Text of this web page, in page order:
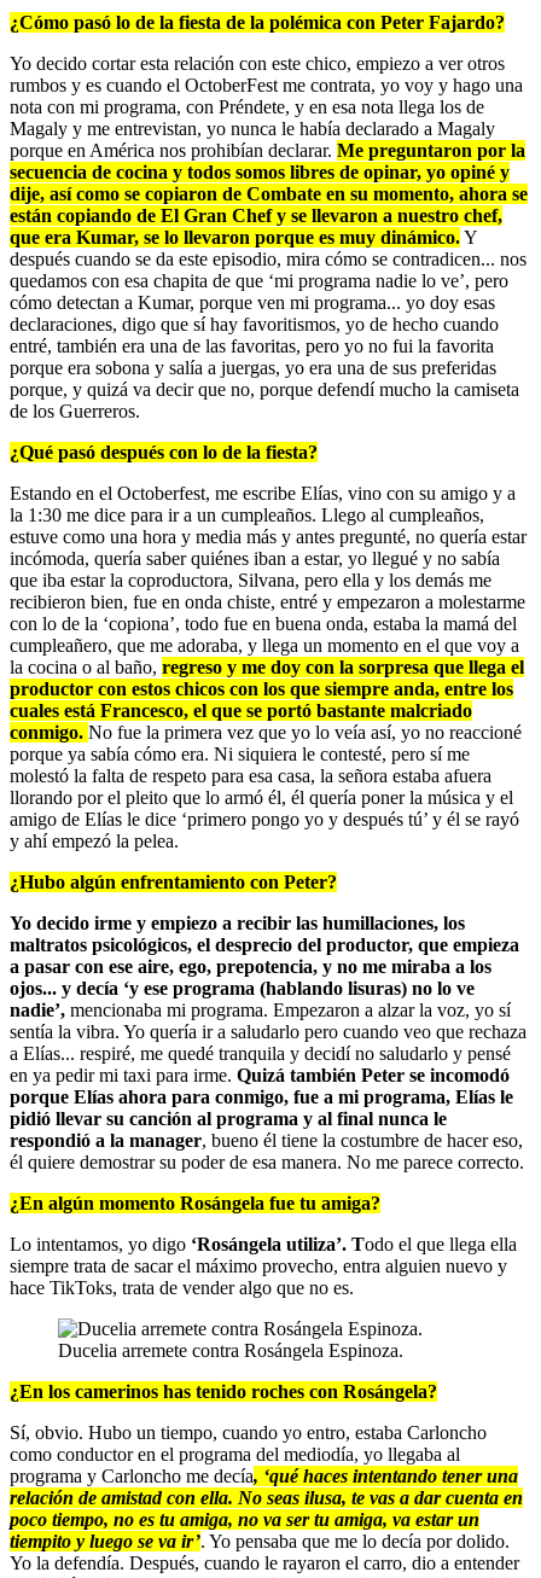
¿Cómo pasó lo de la fiesta de la polémica con Peter Fajardo?
Yo decido cortar esta relación con este chico, empiezo a ver otros
rumbos y es cuando el OctoberFest me contrata, yo voy y hago una
nota con mi programa, con Préndete, y en esa nota llega los de
Magaly y me entrevistan, yo nunca le había declarado a Magaly
porque en América nos prohibían declarar. Me preguntaron por la
secuencia de cocina y todos somos libres de opinar, yo opiné y
dije, así como se copiaron de Combate en su momento, ahora se
están copiando de El Gran Chef y se llevaron a nuestro chef,
que era Kumar, se lo llevaron porque es muy dinámico.Y
después cuando se da este episodio, mira cómo se contradicen... nos
quedamos con esa chapita de que ‘mi programa nadie lo ve’, pero
cómo detectan a Kumar, porque ven mi programa... yo doy esas
declaraciones, digo que sí hay favoritismos, yo de hecho cuando
entré, también era una de las favoritas, pero yo no fui la favorita
porque era sobona y salía a juergas, yo era una de sus preferidas
porque, y quizá va decir que no, porque defendí mucho la camiseta
de los Guerreros.
¿Qué pasó después con lo de la fiesta?
Estando en el Octoberfest, me escribe Elías, vino con su amigo y a
la 1:30 me dice para ir a un cumpleaños. Llego al cumpleaños,
estuve como una hora y media más y antes pregunté, no quería estar
incómoda, quería saber quiénes iban a estar, yo llegué y no sabía
que iba estar la coproductora, Silvana, pero ella y los demás me
recibieron bien, fue en onda chiste, entré y empezaron a molestarme
con lo de la ‘copiona’, todo fue en buena onda, estaba la mamá del
cumpleañero, que me adoraba, y llega un momento en el que voy a
la cocina o al baño, regreso y me doy con la sorpresa que llega el
productor con estos chicos con los que siempre anda, entre los
cuales está Francesco, el que se portó bastante malcriado
conmigo. No fue la primera vez que yo lo veía así, yo no reaccioné
porque ya sabía cómo era. Ni siquiera le contesté, pero sí me
molestó la falta de respeto para esa casa, la señora estaba afuera
llorando por el pleito que lo armó él, él quería poner la música y el
amigo de Elías le dice ‘primero pongo yo y después tú’ y él se rayó
y ahí empezó la pelea.
¿Hubo algún enfrentamiento con Peter?
Yo decido irme y empiezo a recibir las humillaciones, los
maltratos psicológicos, el desprecio del productor, que empieza
a pasar con ese aire, ego, prepotencia, y no me miraba a los
ojos... y decía ‘y ese programa (hablando lisuras) no lo ve
nadie’, mencionaba mi programa. Empezaron a alzar la voz, yo sí
sentía la vibra. Yo quería ir a saludarlo pero cuando veo que rechaza
a Elías... respiré, me quedé tranquila y decidí no saludarlo y pensé
en ya pedir mi taxi para irme. Quizá también Peter se incomodó
porque Elías ahora para conmigo, fue a mi programa, Elías le
pidió llevar su canción al programa y al final nunca le
respondió a la manager, bueno él tiene la costumbre de hacer eso,
él quiere demostrar su poder de esa manera. No me parece correcto.
¿En algún momento Rosángela fue tu amiga?
Lo intentamos, yo digo ‘Rosángela utiliza’. Todo el que llega ella
siempre trata de sacar el máximo provecho, entra alguien nuevo y
hace TikToks, trata de vender algo que no es.
Ducelia arremete contra Rosángela Espinoza.
¿En los camerinos has tenido roches con Rosángela?
Sí, obvio. Hubo un tiempo, cuando yo entro, estaba Carloncho
como conductor en el programa del mediodía, yo llegaba al
programa y Carloncho me decía, ‘qué haces intentando tener una
relación de amistad con ella. No seas ilusa, te vas a dar cuenta en
poco tiempo, no es tu amiga, no va ser tu amiga, va estar un
tiempito y luego se va ir’. Yo pensaba que me lo decía por dolido.
Yo la defendía. Después, cuando le rayaron el carro, dio a entender